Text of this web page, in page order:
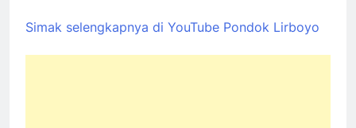
Simak selengkapnya di YouTube Pondok Lirboyo